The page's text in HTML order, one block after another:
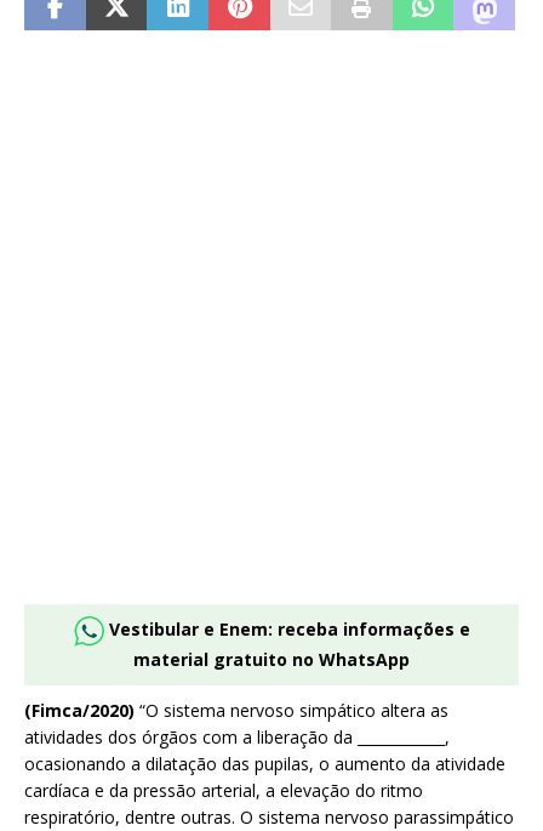
Vestibular e Enem: receba informações e
material gratuito no WhatsApp
(Fimca/2020) “O sistema nervoso simpático altera as
atividades dos órgãos com a liberação da ____________,
ocasionando a dilatação das pupilas, o aumento da atividade
cardíaca e da pressão arterial, a elevação do ritmo
respiratório, dentre outras. O sistema nervoso parassimpático